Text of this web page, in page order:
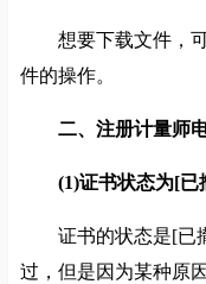
想要下载文件，可
件的操作。
二、注册计量师
(1)证书状态为[已
证书的状态是[已撤
过，但是因为某种原